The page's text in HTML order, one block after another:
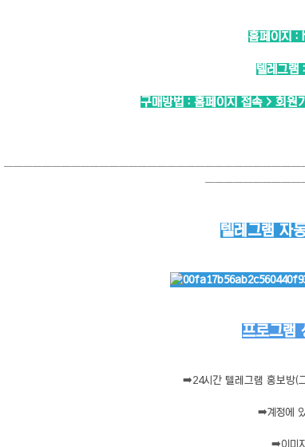
홈페이지 :
텔레그램 :
구매방법 : 홈페이지 접속 > 회원
텔레그램 자
프로그램
➡️24시간 텔레그램 홍보방(
➡️계정에
➡️이미